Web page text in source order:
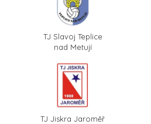
TJ Slavoj Teplice
nad Metují
TJ Jiskra Jaroměř